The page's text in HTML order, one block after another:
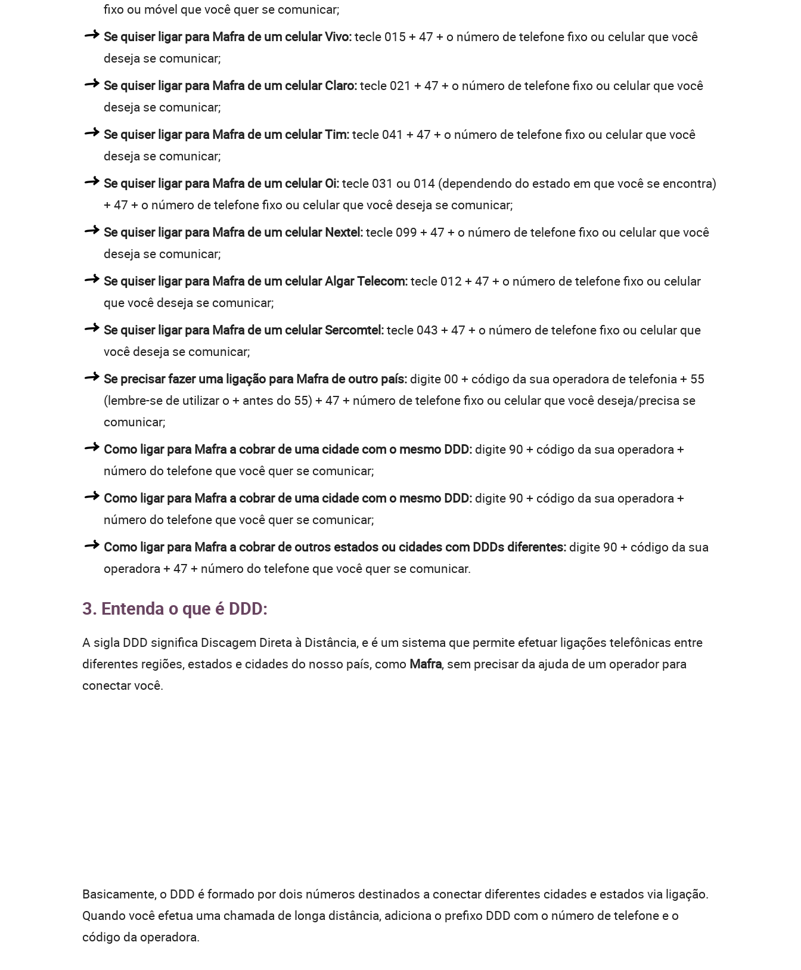
fixo ou móvel que você quer se comunicar;
Se quiser ligar para Mafra de um celular Vivo:tecle 015 + 47 + o número de telefone fixo ou celular que você
deseja se comunicar;
Se quiser ligar para Mafra de um celular Claro:tecle 021 + 47 + o número de telefone fixo ou celular que você
deseja se comunicar;
Se quiser ligar para Mafra de um celular Tim:tecle 041 + 47 + o número de telefone fixo ou celular que você
deseja se comunicar;
Se quiser ligar para Mafra de um celular Oi:tecle 031 ou 014 (dependendo do estado em que você se encontra)
+ 47 + o número de telefone fixo ou celular que você deseja se comunicar;
Se quiser ligar para Mafra de um celular Nextel:tecle 099 + 47 + o número de telefone fixo ou celular que você
deseja se comunicar;
Se quiser ligar para Mafra de um celular Algar Telecom:tecle 012 + 47 + o número de telefone fixo ou celular
que você deseja se comunicar;
Se quiser ligar para Mafra de um celular Sercomtel:tecle 043 + 47 + o número de telefone fixo ou celular que
você deseja se comunicar;
Se precisar fazer uma ligação para Mafra de outro país: digite 00 + código da sua operadora de telefonia + 55
(lembre-se de utilizar o + antes do 55) + 47 + número de telefone fixo ou celular que você deseja/precisa se
comunicar;
Como ligar para Mafra a cobrar de uma cidade com o mesmo DDD: digite 90 + código da sua operadora +
número do telefone que você quer se comunicar;
Como ligar para Mafra a cobrar de uma cidade com o mesmo DDD: digite 90 + código da sua operadora +
número do telefone que você quer se comunicar;
Como ligar para Mafra a cobrar de outros estados ou cidades com DDDs diferentes: digite 90 + código da sua
operadora + 47 + número do telefone que você quer se comunicar.
3. Entenda o que é DDD:
A sigla DDD significa Discagem Direta à Distância, e é um sistema que permite efetuar ligações telefônicas entre
diferentes regiões, estados e cidades do nosso país, como Mafra, sem precisar da ajuda de um operador para
conectar você.
Basicamente, o DDD é formado por dois números destinados a conectar diferentes cidades e estados via ligação.
Quando você efetua uma chamada de longa distância, adiciona o prefixo DDD com o número de telefone e o
código da operadora.